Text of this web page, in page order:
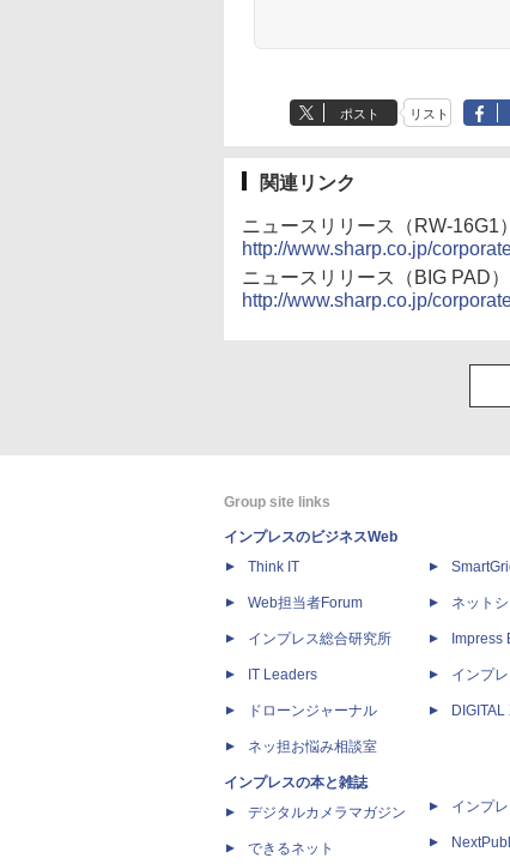
ポスト リスト
関連リンク
ニュースリリース（RW-16G1）
http://www.sharp.co.jp/
ニュースリリース（BIG PAD）
http://www.sharp.co.jp/
Group site links
インプレスのビジネスWeb
Think IT
Web担当者Forum
インプレス総合研究所
IT Leaders
ドローンジャーナル
ネッ担お悩み相談室
インプレスの本と雑誌
デジタルカメラマガジン
できるネット
ネット
Impress
インプ
DIGITAL
インプ